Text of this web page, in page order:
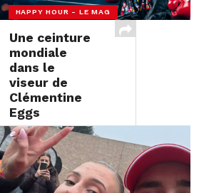
HAPPY HOUR - LE MAG
Une ceinture
mondiale
dans le
viseur de
Clémentine
Eggs
26 JANVIER 2026